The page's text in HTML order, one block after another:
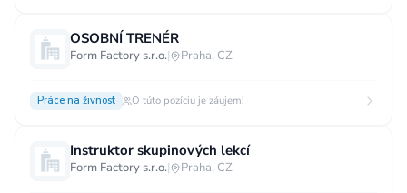
OSOBNÍ TRENÉR
Form Factory s.r.o.| Praha, CZ
Práce na živnost O túto pozíciu je záujem!
Instruktor skupinových lekcí
Form Factory s.r.o.| Praha, CZ
Středoškolské nebo odborné vyučení s maturitou
Vysokoškolské / universitní